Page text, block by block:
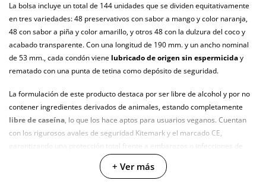
La bolsa incluye un total de 144 unidades que se dividen equitativamente
en tres variedades: 48 preservativos con sabor a mango y color naranja,
48 con sabor a piña y color amarillo, y otros 48 con la dulzura del coco y
acabado transparente. Con una longitud de 190 mm. y un ancho nominal
de 53 mm., cada condón viene lubricado de origen sin espermiciday
rematado con una punta de tetina como depósito de seguridad.
La formulación de este producto destaca por ser libre de alcohol y por no
contener ingredientes derivados de animales, estando completamente
libre de caseína, lo que los hace aptos para usuarios veganos. Cuentan
con los rigurosos avales de seguridad Kitemark y el marcado CE,
garantizando una protección total frente a embarazos o infecciones de
transmisión genital en prácticas de sexo vaginal, anal u oral...
+ Ver más